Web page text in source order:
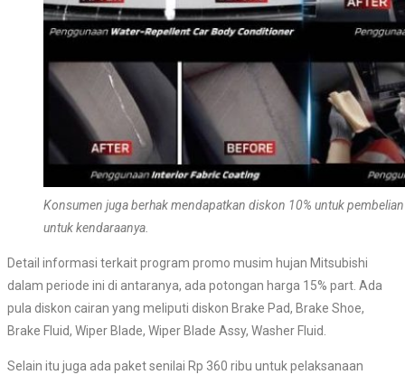
Konsumen juga berhak mendapatkan diskon 10% untuk
untuk kendaraanya.
Detail informasi terkait program promo musim hujan Mitsubishi
dalam periode ini di antaranya, ada potongan harga 15% part. Ada
pula diskon cairan yang meliputi diskon Brake Pad, Brake Shoe,
Brake Fluid, Wiper Blade, Wiper Blade Assy, Washer Fluid.
Selain itu juga ada paket senilai Rp 360 ribu untuk pelaksanaan